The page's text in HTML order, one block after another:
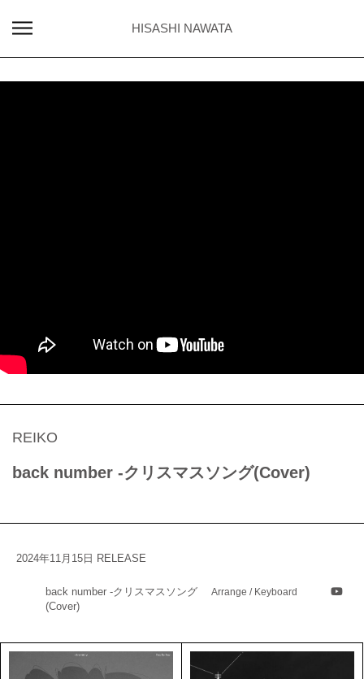
HISASHI NAWATA
REIKO
back number -クリスマスソング(Cover)
2024年11月15日 RELEASE
back number -クリスマスソング
(Cover)
Arrange / Keyboard